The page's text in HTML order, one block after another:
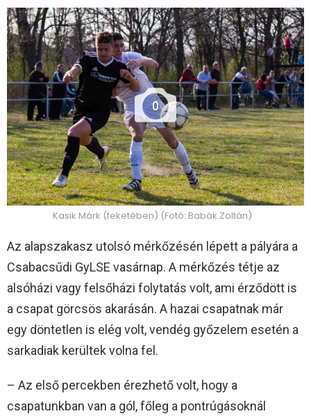
0
Kasik Márk (feketében) (Fotó: Babák Zoltán)
Az alapszakasz utolsó mérkőzésén lépett a pályára a
Csabacsűdi GyLSE vasárnap. A mérkőzés tétje az
alsóházi vagy felsőházi folytatás volt, ami érződött is
a csapat görcsös akarásán. A hazai csapatnak már
egy döntetlen is elég volt, vendég győzelem esetén a
sarkadiak kerültek volna fel.
– Az első percekben érezhető volt, hogy a
csapatunkban van a gól, főleg a pontrúgásoknál